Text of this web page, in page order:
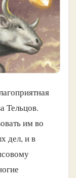
Тельцов.
им во
дел, и в